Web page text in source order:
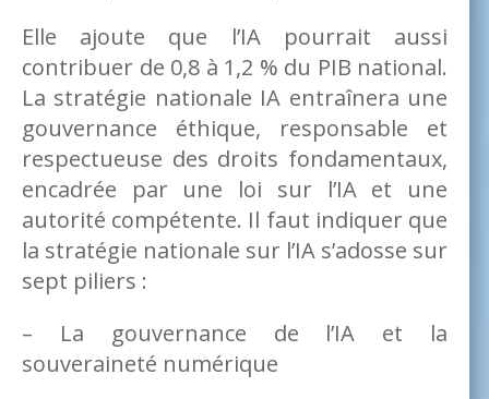
Elle ajoute que l’IA pourrait aussi
contribuer de 0,8 à 1,2 % du PIB national.
La stratégie nationale IA entraînera une
gouvernance éthique, responsable et
respectueuse des droits fondamentaux,
encadrée par une loi sur l’IA et une
autorité compétente. Il faut indiquer que
la stratégie nationale sur l’IA s’adosse sur
sept piliers :
– La gouvernance de l’IA et la
souveraineté numérique